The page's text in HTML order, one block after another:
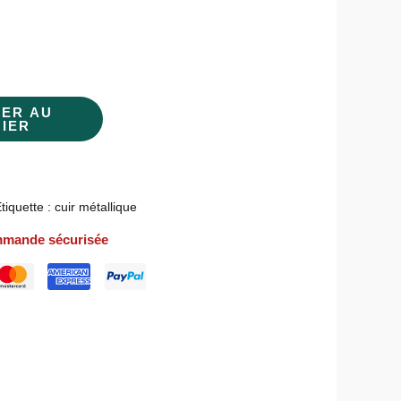
AU
: cuir métallique
sécurisée